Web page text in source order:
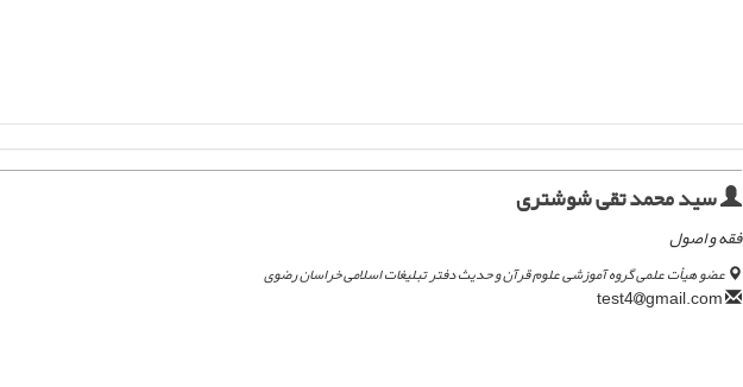
سید محمد تقی شوشتری
فقه و اصول
عضو هیأت علمی گروه آموزشی علوم قرآن و حدیث دفتر تبلیغات اسلامی خراسان رضوی
gmail.com